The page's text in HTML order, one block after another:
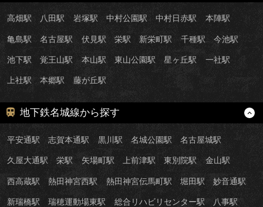
高畑駅 八田駅 岩塚駅 中村公園駅 中村日赤駅 本陣駅
亀島駅 名古屋駅 伏見駅 栄駅 新栄町駅 千種駅 今池駅
池下駅 覚王山駅 本山駅 東山公園駅 星ヶ丘駅 一社駅
上社駅 本郷駅 藤が丘駅
地下鉄名城線から探す
平安通駅 志賀本通駅 黒川駅 名城公園駅 名古屋城駅
久屋大通駅 栄駅 矢場町駅 上前津駅 東別院駅 金山駅
西高蔵駅 熱田神宮西駅 熱田神宮伝馬町駅 堀田駅 妙音通駅
新瑞橋駅 瑞穂運動場東駅 総合リハビリセンター駅 八事駅